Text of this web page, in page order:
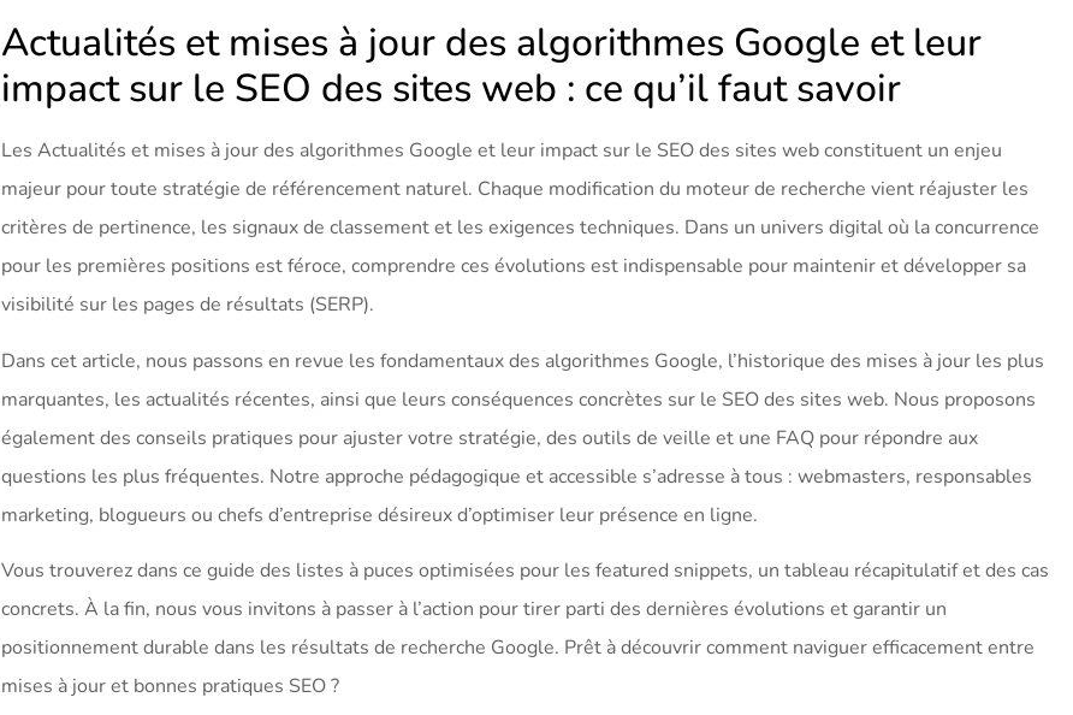
Actualités et mises à jour des algorithmes Google et leur
impact sur le SEO des sites web : ce qu’il faut savoir
Les Actualités et mises à jour des algorithmes Google et leur impact sur le SEO des sites web constituent un enjeu
majeur pour toute stratégie de référencement naturel. Chaque modification du moteur de recherche vient réajuster les
critères de pertinence, les signaux de classement et les exigences techniques. Dans un univers digital où la concurrence
pour les premières positions est féroce, comprendre ces évolutions est indispensable pour maintenir et développer sa
visibilité sur les pages de résultats (SERP).
Dans cet article, nous passons en revue les fondamentaux des algorithmes Google, l’historique des mises à jour les plus
marquantes, les actualités récentes, ainsi que leurs conséquences concrètes sur le SEO des sites web. Nous proposons
également des conseils pratiques pour ajuster votre stratégie, des outils de veille et une FAQ pour répondre aux
questions les plus fréquentes. Notre approche pédagogique et accessible s’adresse à tous : webmasters, responsables
marketing, blogueurs ou chefs d’entreprise désireux d’optimiser leur présence en ligne.
Vous trouverez dans ce guide des listes à puces optimisées pour les featured snippets, un tableau récapitulatif et des cas
concrets. À la fin, nous vous invitons à passer à l’action pour tirer parti des dernières évolutions et garantir un
positionnement durable dans les résultats de recherche Google. Prêt à découvrir comment naviguer efficacement entre
mises à jour et bonnes pratiques SEO ?